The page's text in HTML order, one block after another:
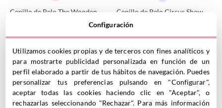
Cepillo de Pelo The Wooden
7.95€
VER PRODUCTO
Cepillo de Pelo Circus Show
VER PRODUCTO
Configuración
Utilizamos cookies propias y de terceros con fines analíticos y
para mostrarte publicidad personalizada en función de un
perfil elaborado a partir de tus hábitos de navegación. Puedes
personalizar tus preferencias pulsando en "Configurar",
aceptar todas las cookies haciendo clic en "Aceptar", o
rechazarlas seleccionando "Rechazar". Para más información